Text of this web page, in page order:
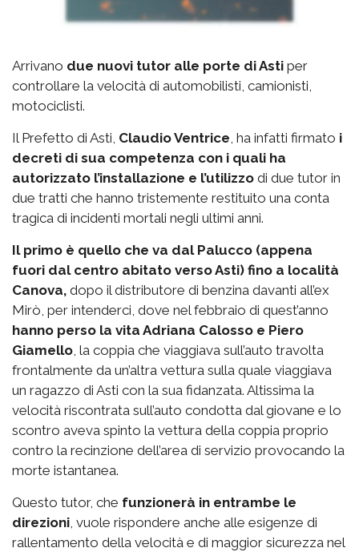
Arrivano due nuovi tutor alle porte di Asti per
controllare la velocità di automobilisti, camionisti,
motociclisti.
Il Prefetto di Asti, Claudio Ventrice, ha infatti firmato i
decreti di sua competenza con i quali ha
autorizzato l’installazione e l’utilizzo di due tutor in
due tratti che hanno tristemente restituito una conta
tragica di incidenti mortali negli ultimi anni.
Il primo è quello che va dal Palucco (appena
fuori dal centro abitato verso Asti) fino a località
Canova, dopo il distributore di benzina davanti all’ex
Mirò, per intenderci, dove nel febbraio di quest’anno
hanno perso la vita Adriana Calosso e Piero
Giamello, la coppia che viaggiava sull’auto travolta
frontalmente da un’altra vettura sulla quale viaggiava
un ragazzo di Asti con la sua fidanzata. Altissima la
velocità riscontrata sull’auto condotta dal giovane e lo
scontro aveva spinto la vettura della coppia proprio
contro la recinzione dell’area di servizio provocando la
morte istantanea.
Questo tutor, che funzionerà in entrambe le
direzioni, vuole rispondere anche alle esigenze di
rallentamento della velocità e di maggior sicurezza nel